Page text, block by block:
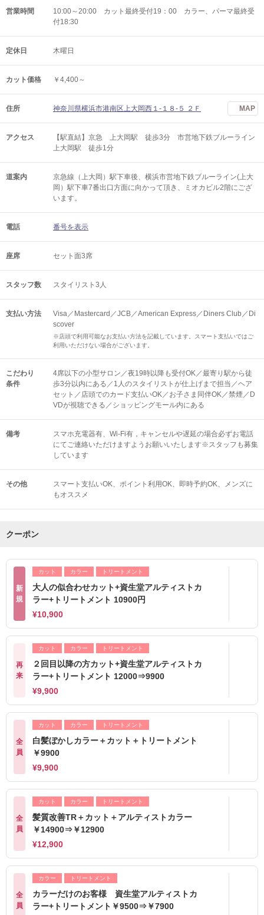
営業時間
10:00～20:00 カット最終受付19：00 カラー、パーマ最終受
付18:30
定休日 木曜日
カット価格 ￥4,400～
住所 神奈川県横浜市港南区上大岡西１-１８-５ ２Ｆ MAP
アクセス
【駅直結】京急 上大岡駅 徒歩3分 市営地下鉄ブルーライン
上大岡駅 徒歩1分
道案内
京急線（上大岡）駅下車後、横浜市営地下鉄ブルーライン(上大
岡）駅下車7番出口方面に向かって頂き、ミオカビル2階にござ
います。
電話 番号を表示
座席 セット面3席
スタッフ数 スタイリスト3人
支払い方法
Visa／Mastercard／JCB／American Express／Diners Club／Di
scover
※店頭で利用可能なお支払い方法を記載しています。スマート支払いではご
利用いただけない場合がございます。
こだわり
条件
4席以下の小型サロン／夜19時以降も受付OK／最寄り駅から徒
歩3分以内にある／1人のスタイリストが仕上げまで担当／ヘア
セット／店頭でのカード支払いOK／お子さま同伴OK／禁煙／D
VDが視聴できる／ショッピングモール内にある
備考
スマホ充電器有、Wi-Fi有，キャンセルや遅延の場合必ずお電話
にてご連絡いただけますようお願いいたします※スタッフも募集
しています
その他 スマート支払いOK ポイント利用OK 即時予約OK
メンズに
もオススメ
クーポン
新
規
カット カラー トリートメント
大人の似合わせカット+資生堂アルティストカ
ラー+トリートメント 10900円
¥10,900
再
来
カット カラー トリートメント
２回目以降の方カット+資生堂アルティストカ
ラー+トリートメント 12000⇒9900
¥9,900
全
員
カット カラー トリートメント
白髪ぼかしカラー＋カット＋トリートメント
￥9900
¥9,900
全
員
カット カラー トリートメント
髪質改善TR＋カット＋アルティストカラー
￥14900⇒￥12900
¥12,900
全
員
カラー トリートメント
カラーだけのお客様 資生堂アルティストカ
ラー+トリートメント￥9500⇒￥7900